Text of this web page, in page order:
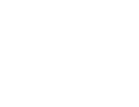
小鉢入荷しました✿